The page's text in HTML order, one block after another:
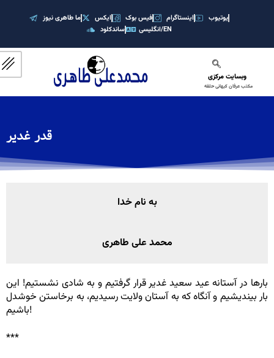
ما طاهری نیوز ایکس فیس بوک اینستاگرام
یوتیوب
ساندکلود
انگلیسی/EN
وبسایت مرکزی
مکتب عرفان کیهانی حلقه
قدر غدیر
به نام خدا
محمد علی طاهری
بارها در آستانه عید سعید غدیر قرار گرفتیم و به شادی نشستیم! این
بار بیندیشیم و آنگاه که به آستان ولایت رسیدیم، به برخاستن خوشدل
باشیم!
***